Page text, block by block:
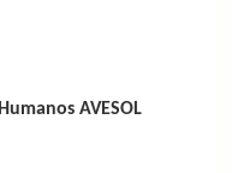
AVESOL